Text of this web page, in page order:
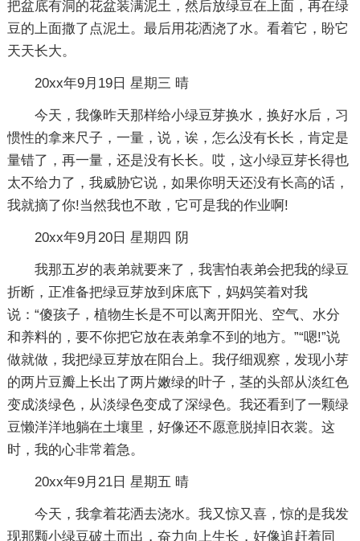
把盆底有洞的花盆装满泥土，然后放绿豆在上面，再在绿
豆的上面撒了点泥土。最后用花洒浇了水。看着它，盼它
天天长大。
20xx年9月19日 星期三 晴
今天，我像昨天那样给小绿豆芽换水，换好水后，习
惯性的拿来尺子，一量，说，诶，怎么没有长长，肯定是
量错了，再一量，还是没有长长。哎，这小绿豆芽长得也
太不给力了，我威胁它说，如果你明天还没有长高的话，
我就摘了你!当然我也不敢，它可是我的作业啊!
20xx年9月20日 星期四 阴
我那五岁的表弟就要来了，我害怕表弟会把我的绿豆
折断，正准备把绿豆芽放到床底下，妈妈笑着对我
说：“傻孩子，植物生长是不可以离开阳光、空气、水分
和养料的，要不你把它放在表弟拿不到的地方。”“嗯!”说
做就做，我把绿豆芽放在阳台上。我仔细观察，发现小芽
的两片豆瓣上长出了两片嫩绿的叶子，茎的头部从淡红色
变成淡绿色，从淡绿色变成了深绿色。我还看到了一颗绿
豆懒洋洋地躺在土壤里，好像还不愿意脱掉旧衣裳。这
时，我的心非常着急。
20xx年9月21日 星期五 晴
今天，我拿着花洒去浇水。我又惊又喜，惊的是我发
现那颗小绿豆破土而出，奋力向上生长，好像追赶着同